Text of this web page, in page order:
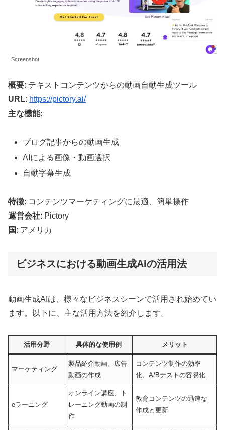
Screenshot
概要: テキストコンテンツからの動画自動生成ツール
URL: https://pictory.ai/
主な機能:
ブログ記事からの動画生成
AIによる画像・動画選択
自動字幕生成
特徴: コンテンツマーケティングに最適、簡単操作
運営会社: Pictory
国: アメリカ
ビジネスにおける動画生成AIの活用法
動画生成AIは、様々なビジネスシーンで活用され始めてい
ます。以下に、主な活用方法を紹介します。
活用分野 具体的な使用例 メリット
マーケティング
製品紹介動画、広告
動画の作成
コンテンツ制作の効率
化、A/Bテストの容易化
eラーニング
オンライン講座、ト
レーニング動画の制
作
教育コンテンツの迅速な
作成と更新